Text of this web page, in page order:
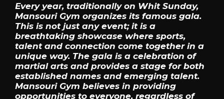
Every year, traditionally on Whit Sunday,
Mansouri Gym organizes its famous gala.
This is not just any event; it is a
breathtaking showcase where sports,
talent and connection come together in a
unique way. The gala is a celebration of
martial arts and provides a stage for both
established names and emerging talent.
Mansouri Gym believes in providing
opportunities to everyone, regardless of